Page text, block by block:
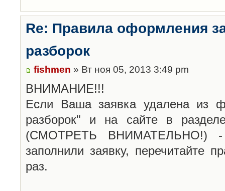
Re: Правила оформления
разборок
fishmen » Вт ноя 05, 2013 3:49 pm
ВНИМАНИЕ!!!
Если Ваша заявка удалена из
разборок" и на сайте в
(СМОТРЕТЬ ВНИМАТЕЛЬНО!)
заполнили заявку, перечитайте
раз.